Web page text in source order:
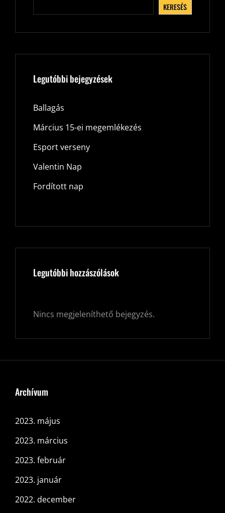
KERESÉS
Legutóbbi bejegyzések
Ballagás
Március 15-ei megemlékezés
Esport verseny
Valentin Nap
Fordított nap
Legutóbbi hozzászólások
Nincs megjeleníthető bejegyzés.
Archívum
2023. május
2023. március
2023. február
2023. január
2022. december